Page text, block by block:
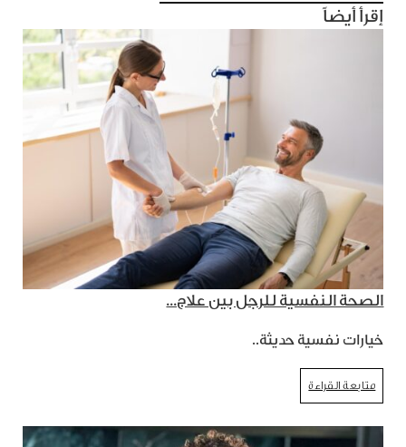
إقرأ أيضاً
الصحة النفسية للرجل بين علاج...
خيارات نفسية حديثة..
متابعة القراءة